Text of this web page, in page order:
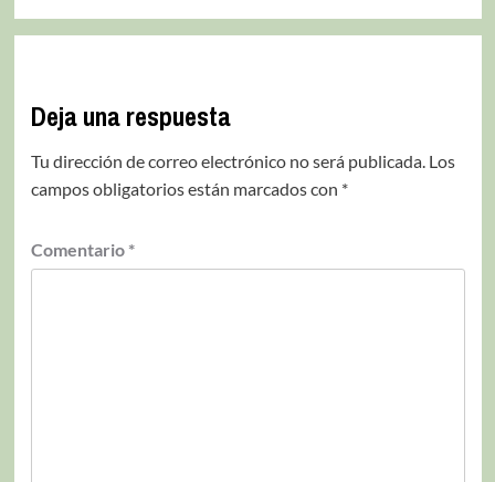
Deja una respuesta
Tu dirección de correo electrónico no será publicada. Los
campos obligatorios están marcados con *
Comentario *